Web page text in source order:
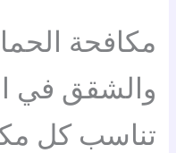
مكافحة
والشقق في
تناسب كل